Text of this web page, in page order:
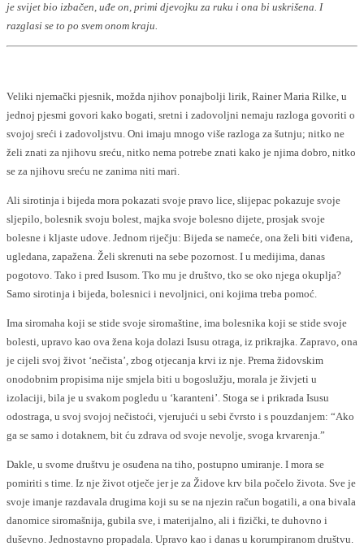
je svijet bio izbačen, uđe on, primi djevojku za ruku i ona bi uskrišena. I
razglasi se to po svem onom kraju.
Veliki njemački pjesnik, možda njihov ponajbolji lirik, Rainer Maria Rilke, u
jednoj pjesmi govori kako bogati, sretni i zadovoljni nemaju razloga govoriti o
svojoj sreći i zadovoljstvu. Oni imaju mnogo više razloga za šutnju; nitko ne
želi znati za njihovu sreću, nitko nema potrebe znati kako je njima dobro, nitko
se za njihovu sreću ne zanima niti mari.
Ali sirotinja i bijeda mora pokazati svoje pravo lice, slijepac pokazuje svoje
sljepilo, bolesnik svoju bolest, majka svoje bolesno dijete, prosjak svoje
bolesne i kljaste udove. Jednom riječju: Bijeda se nameće, ona želi biti viđena,
ugledana, zapažena. Želi skrenuti na sebe pozornost. I u medijima, danas
pogotovo. Tako i pred Isusom. Tko mu je društvo, tko se oko njega okuplja?
Samo sirotinja i bijeda, bolesnici i nevoljnici, oni kojima treba pomoć.
Ima siromaha koji se stide svoje siromaštine, ima bolesnika koji se stide svoje
bolesti, upravo kao ova žena koja dolazi Isusu otraga, iz prikrajka. Zapravo, ona
je cijeli svoj život ‘nečista’, zbog otjecanja krvi iz nje. Prema židovskim
onodobnim propisima nije smjela biti u bogoslužju, morala je živjeti u
izolaciji, bila je u svakom pogledu u ‘karanteni’. Stoga se i prikrada Isusu
odostraga, u svoj svojoj nečistoći, vjerujući u sebi čvrsto i s pouzdanjem: “Ako
ga se samo i dotaknem, bit ću zdrava od svoje nevolje, svoga krvarenja.”
Dakle, u svome društvu je osuđena na tiho, postupno umiranje. I mora se
pomiriti s time. Iz nje život otječe jer je za Židove krv bila počelo života. Sve je
svoje imanje razdavala drugima koji su se na njezin račun bogatili, a ona bivala
danomice siromašnija, gubila sve, i materijalno, ali i fizički, te duhovno i
duševno. Jednostavno propadala. Upravo kao i danas u korumpiranom društvu.